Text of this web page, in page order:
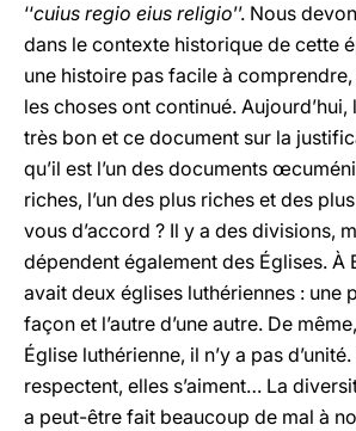
‘‘cuius regio eius religio’’. Nous
dans le contexte historique de cette
une histoire pas facile à
les choses ont continué.
très bon et ce document sur la
qu’il est l’un des documents
riches, l’un des plus riches et des
vous d’accord ? Il y a des divisions,
dépendent également des Églises. À
avait deux églises luthériennes : une
façon et l’autre d’une autre. De
Église luthérienne, il n’y a pas
respectent, elles s’aiment… La
a peut-être fait beaucoup de mal à